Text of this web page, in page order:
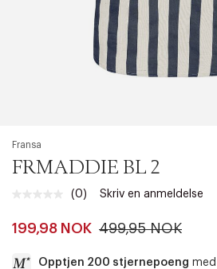
Fransa
FRMADDIE BL 2
Ingen
Samme
sidelenke.
(0) Skriv en anmeldelse
199,98 NOK 499,95 NOK
Opptjen 200 stjernepoeng med